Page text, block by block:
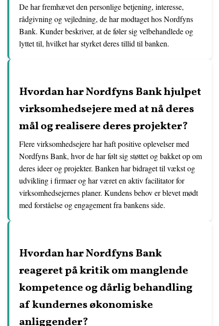
De har fremhævet den personlige betjening, interesse,
rådgivning og vejledning, de har modtaget hos Nordfyns
Bank. Kunder beskriver, at de føler sig velbehandlede og
lyttet til, hvilket har styrket deres tillid til banken.
Hvordan har Nordfyns Bank hjulpet
virksomhedsejere med at nå deres
mål og realisere deres projekter?
Flere virksomhedsejere har haft positive oplevelser med
Nordfyns Bank, hvor de har følt sig støttet og bakket op om
deres ideer og projekter. Banken har bidraget til vækst og
udvikling i firmaer og har været en aktiv facilitator for
virksomhedsejernes planer. Kundens behov er blevet mødt
med forståelse og engagement fra bankens side.
Hvordan har Nordfyns Bank
reageret på kritik om manglende
kompetence og dårlig behandling
af kundernes økonomiske
anliggender?